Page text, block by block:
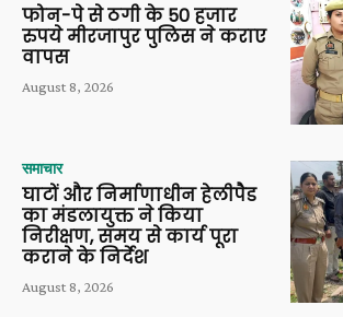
फोन-पे से ठगी के 50 हजार
रुपये मीरजापुर पुलिस ने कराए
वापस
August 8, 2026
समाचार
घाटों और निर्माणाधीन हेलीपैड
का मंडलायुक्त ने किया
निरीक्षण, समय से कार्य पूरा
कराने के निर्देश
August 8, 2026